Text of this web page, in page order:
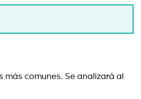
comunes. Se analizará al